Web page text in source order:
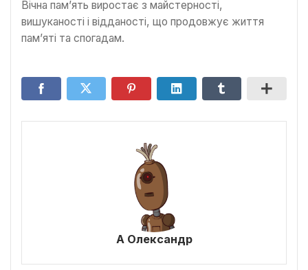
Вічна пам’ять виростає з майстерності,
вишуканості і відданості, що продовжує життя
пам’яті та спогадам.
А Олександр